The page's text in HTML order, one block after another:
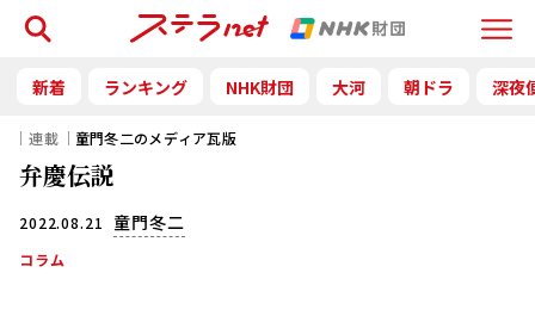
Menu
検索
新着 ランキング NHK財団 大河 朝ドラ 深夜
｜連載｜ 童門冬二のメディア瓦版
弁慶伝説
2022.08.21 童門冬二
コラム